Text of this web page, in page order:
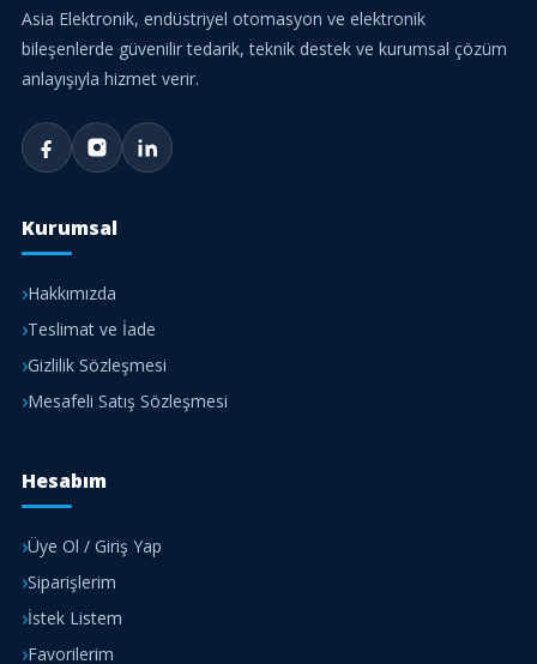
Asia Elektronik, endüstriyel otomasyon ve elektronik
bileşenlerde güvenilir tedarik, teknik destek ve kurumsal çözüm
anlayışıyla hizmet verir.
Kurumsal
Hakkımızda
Teslimat ve İade
Gizlilik Sözleşmesi
Mesafeli Satış Sözleşmesi
Hesabım
Üye Ol / Giriş Yap
Siparişlerim
İstek Listem
Favorilerim